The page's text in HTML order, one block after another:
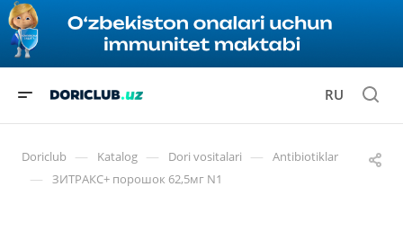
RU
Doriclub — Katalog — Dori vositalari — Antibiotiklar
— ЗИТРАКС+ порошок 62,5мг N1